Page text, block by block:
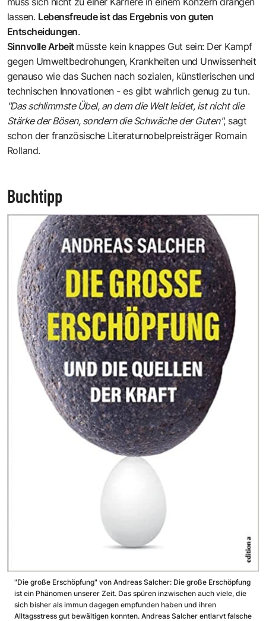
lassen. Lebensfreude ist das Ergebnis von guten
Entscheidungen.
Sinnvolle Arbeit müsste kein knappes Gut sein: Der Kampf
gegen Umweltbedrohungen, Krankheiten und Unwissenheit
genauso wie das Suchen nach sozialen, künstlerischen und
technischen Innovationen - es gibt wahrlich genug zu tun.
"Das schlimmste Übel, an dem die Welt leidet, ist nicht die
Stärke der Bösen, sondern die Schwäche der Guten", sagt
schon der französische Literaturnobelpreisträger Romain
Rolland.
Buchtipp
"Die große Erschöpfung" von Andreas Salcher: Die große Erschöpfung
ist ein Phänomen unserer Zeit. Das spüren inzwischen auch viele, die
sich bisher als immun dagegen empfunden haben und ihren
Alltagsstress gut bewältigen konnten. Andreas Salcher entlarvt falsche